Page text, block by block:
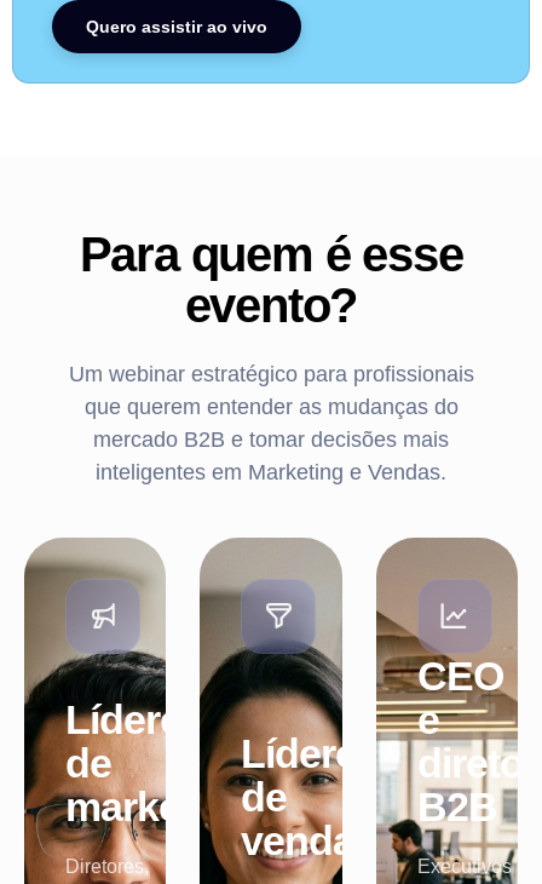
Quero assistir ao vivo
Para quem é esse
evento?
Um webinar estratégico para profissionais
que querem entender as mudanças do
mercado B2B e tomar decisões mais
inteligentes em Marketing e Vendas.
Líderes
de
marketing
Diretores,
Líderes
de
vendas
CEO
e
B2B
Executivos